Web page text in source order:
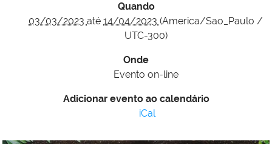
Quando
03/03/2023 até 14/04/2023 (America/Sao_Paulo /
UTC-300)
Onde
Evento on-line
Adicionar evento ao calendário
iCal